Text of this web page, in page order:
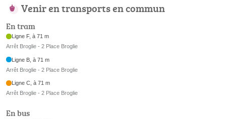
Venir en transports en commun
En tram
Ligne F, à 71 m
Arrêt Broglie - 2 Place Broglie
Ligne B, à 71 m
Arrêt Broglie - 2 Place Broglie
Ligne C, à 71 m
Arrêt Broglie - 2 Place Broglie
En bus